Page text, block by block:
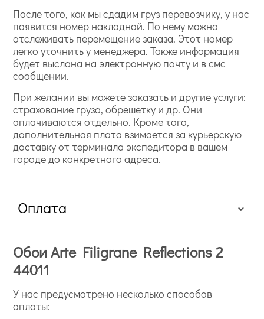
После того, как мы сдадим груз перевозчику, у нас
появится номер накладной. По нему можно
отслеживать перемещение заказа. Этот номер
легко уточнить у менеджера. Также информация
будет выслана на электронную почту и в смс
сообщении.
При желании вы можете заказать и другие услуги:
страхование груза, обрешетку и др. Они
оплачиваются отдельно. Кроме того,
дополнительная плата взимается за курьерскую
доставку от терминала экспедитора в вашем
городе до конкретного адреса.
Оплата
Обои Arte Filigrane Reflections 2
44011
У нас предусмотрено несколько способов
оплаты: